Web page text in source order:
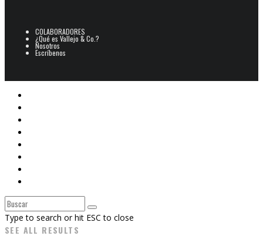
COLABORADORES
¿Qué es Vallejo & Co.?
Nosotros
Escríbenos
Type to search or hit ESC to close
SEE ALL RESULTS